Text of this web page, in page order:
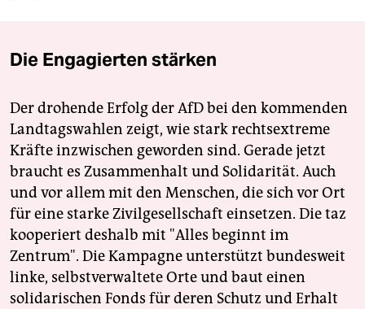
Die Engagierten stärken
Der drohende Erfolg der AfD bei den kommenden
Landtagswahlen zeigt, wie stark rechtsextreme
Kräfte inzwischen geworden sind. Gerade jetzt
braucht es Zusammenhalt und Solidarität. Auch
und vor allem mit den Menschen, die sich vor Ort
für eine starke Zivilgesellschaft einsetzen. Die taz
kooperiert deshalb mit "Alles beginnt im
Zentrum". Die Kampagne unterstützt bundesweit
linke, selbstverwaltete Orte und baut einen
solidarischen Fonds für deren Schutz und Erhalt